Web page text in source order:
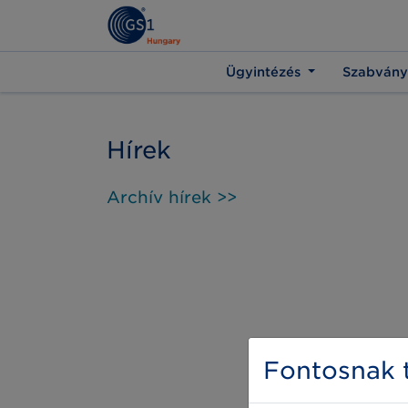
Ügyintézés
Hírek
Archív hírek >>
Fontosnak